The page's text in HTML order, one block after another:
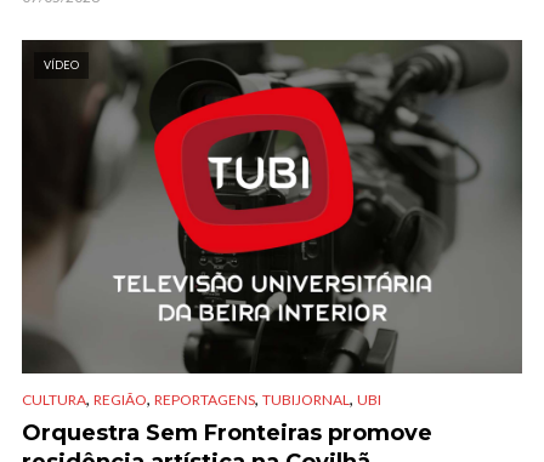
VÍDEO
CULTURA, REGIÃO, REPORTAGENS, TUBIJORNAL, UBI
Orquestra Sem Fronteiras promove